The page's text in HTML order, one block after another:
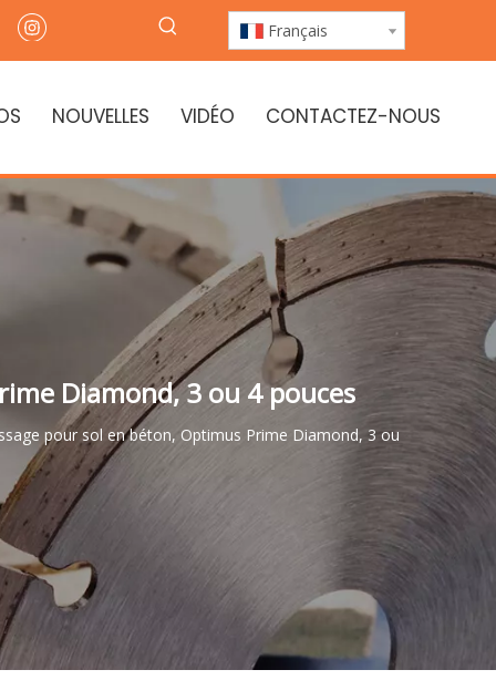
Français
NOUVELLES VIDÉO CONTACTEZ-NOUS
Diamond, 3 ou 4 pouces
pour sol en béton, Optimus Prime Diamond, 3 ou